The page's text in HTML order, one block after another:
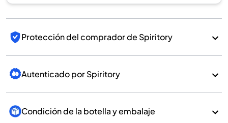
Protección del comprador de Spiritory
Autenticado por Spiritory
Condición de la botella y embalaje